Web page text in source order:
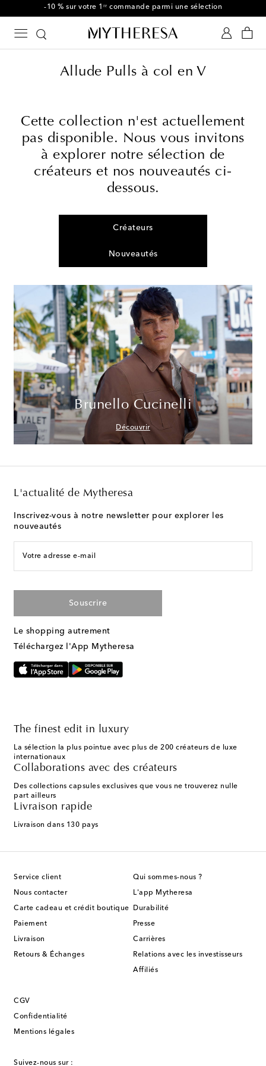
-10 % sur votre 1ʳᵉ commande parmi une sélection
Allude Pulls à col en V
Cette collection n'est actuellement
pas disponible. Nous vous invitons
à explorer notre sélection de
créateurs et nos nouveautés ci-
dessous.
Créateurs
Nouveautés
Brunello Cucinelli
Découvrir
L'actualité de Mytheresa
Inscrivez-vous à notre newsletter pour explorer les
nouveautés
Votre adresse e-mail
Souscrire
Le shopping autrement
Téléchargez l'App Mytheresa
The finest edit in luxury
La sélection la plus pointue avec plus de 200 créateurs de luxe
internationaux
Collaborations avec des créateurs
Des collections capsules exclusives que vous ne trouverez nulle
part ailleurs
Livraison rapide
Livraison dans 130 pays
Service client
Nous contacter
Carte cadeau et crédit boutique
Paiement
Livraison
Retours & Échanges
Qui sommes-nous ?
L'app Mytheresa
Durabilité
Presse
Carrières
Relations avec les investisseurs
Affiliés
CGV
Confidentialité
Mentions légales
Suivez-nous sur :